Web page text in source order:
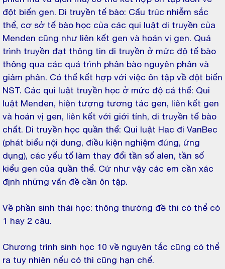
đột biến gen. Di truyền tế bào: Cấu trúc nhiễm sắc
thể, cơ sở tế bào học của các qui luật di truyền của
Menden cũng như liên kết gen và hoán vị gen. Quá
trình truyền đạt thông tin di truyền ở mức độ tế bào
thông qua các quá trình phân bào nguyên phân và
giảm phân. Có thể kết hợp với việc ôn tập về đột biến
NST. Các qui luật truyền học ở mức độ cá thể: Qui
luật Menden, hiện tượng tương tác gen, liên kết gen
và hoán vị gen, liên kết với giới tính, di truyền tế bào
chất. Di truyền học quần thể: Qui luật Hac đi VanBec
(phát biểu nội dung, điều kiện nghiệm đúng, ứng
dụng), các yếu tố làm thay đổi tần số alen, tần số
kiểu gen của quần thể. Cứ như vậy các em cần xác
định những vấn đề cần ôn tập.
Về phần sinh thái học: thông thường đề thi có thể có
1 hay 2 câu.
Chương trình sinh học 10 về nguyên tắc cũng có thể
ra tuy nhiên nếu có thì cũng hạn chế.